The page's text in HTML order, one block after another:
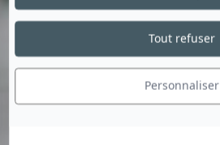
Personnaliser
Tout refuser